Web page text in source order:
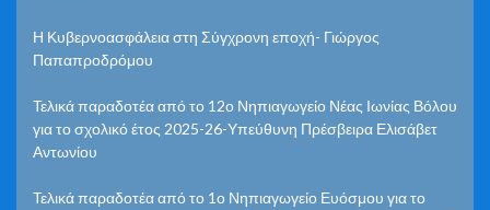
Η Κυβερνοασφάλεια στη Σύγχρονη εποχή- Γιώργος
Παπαπροδρόμου
Τελικά παραδοτέα από το 12ο Νηπιαγωγείο Νέας Ιωνίας Βόλου
για το σχολικό έτος 2025-26-Υπεύθυνη Πρέσβειρα Ελισάβετ
Αντωνίου
Τελικά παραδοτέα από το 1ο Νηπιαγωγείο Ευόσμου για το